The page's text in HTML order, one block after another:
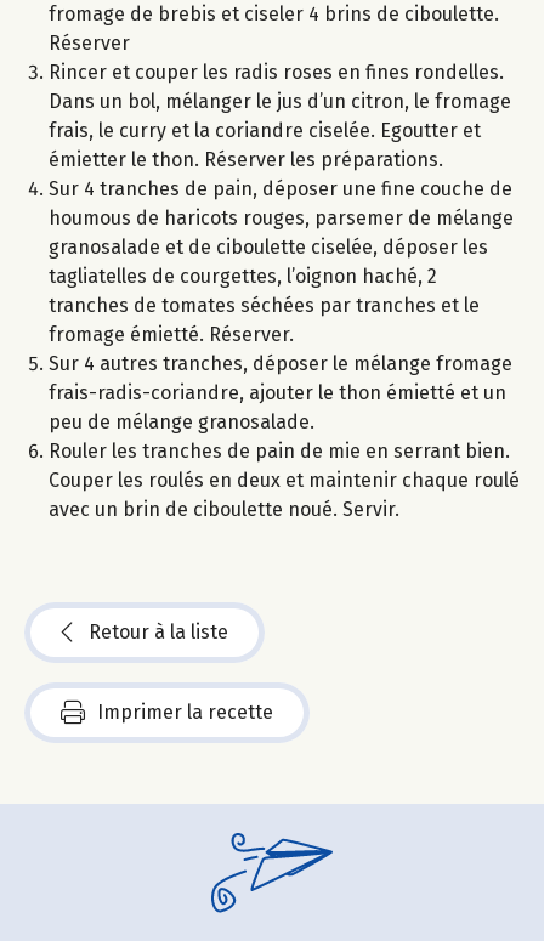
fromage de brebis et ciseler 4 brins de ciboulette.
Réserver
Rincer et couper les radis roses en fines rondelles.
Dans un bol, mélanger le jus d’un citron, le fromage
frais, le curry et la coriandre ciselée. Egoutter et
émietter le thon. Réserver les préparations.
Sur 4 tranches de pain, déposer une fine couche de
houmous de haricots rouges, parsemer de mélange
granosalade et de ciboulette ciselée, déposer les
tagliatelles de courgettes, l’oignon haché, 2
tranches de tomates séchées par tranches et le
fromage émietté. Réserver.
Sur 4 autres tranches, déposer le mélange fromage
frais-radis-coriandre, ajouter le thon émietté et un
peu de mélange granosalade.
Rouler les tranches de pain de mie en serrant bien.
Couper les roulés en deux et maintenir chaque roulé
avec un brin de ciboulette noué. Servir.
Retour à la liste
Imprimer la recette